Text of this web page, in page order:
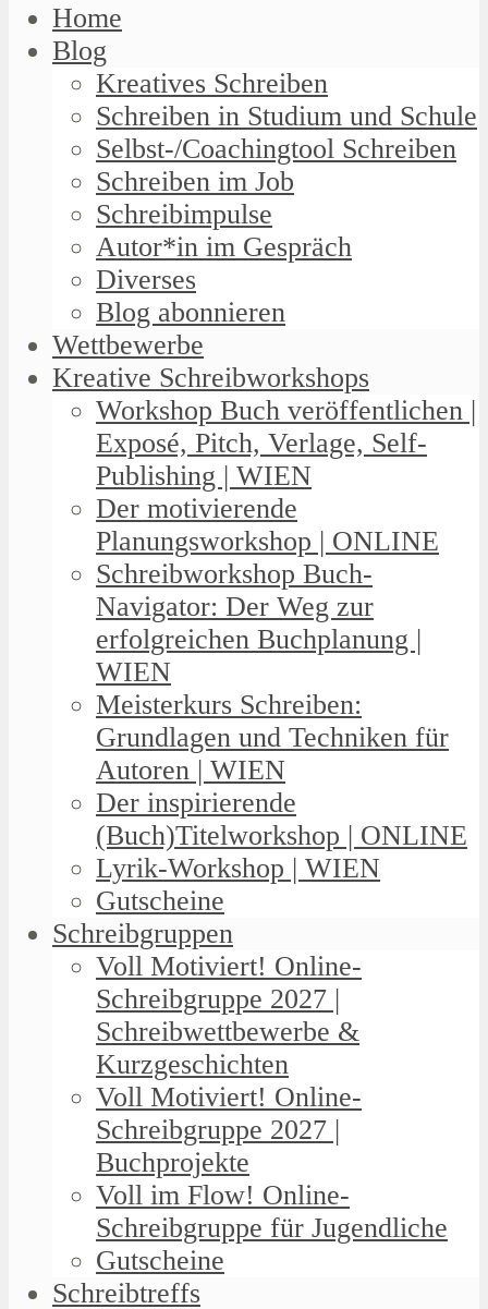
Home
Blog
Kreatives Schreiben
Schreiben in Studium und Schule
Selbst-/Coachingtool Schreiben
Schreiben im Job
Schreibimpulse
Autor*in im Gespräch
Diverses
Blog abonnieren
Wettbewerbe
Kreative Schreibworkshops
Workshop Buch veröffentlichen |
Exposé, Pitch, Verlage, Self-
Publishing | WIEN
Der motivierende
Planungsworkshop | ONLINE
Schreibworkshop Buch-
Navigator: Der Weg zur
erfolgreichen Buchplanung |
WIEN
Meisterkurs Schreiben:
Grundlagen und Techniken für
Autoren | WIEN
Der inspirierende
(Buch)Titelworkshop | ONLINE
Lyrik-Workshop | WIEN
Gutscheine
Schreibgruppen
Voll Motiviert! Online-
Schreibgruppe 2027 |
Schreibwettbewerbe &
Kurzgeschichten
Voll Motiviert! Online-
Schreibgruppe 2027 |
Buchprojekte
Voll im Flow! Online-
Schreibgruppe für Jugendliche
Gutscheine
Schreibtreffs